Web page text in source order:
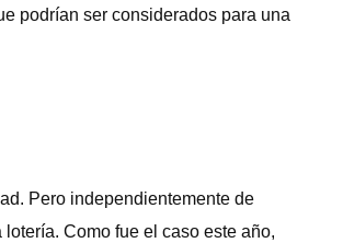
podrían ser considerados para una
Pero independientemente de
Como fue el caso este año,